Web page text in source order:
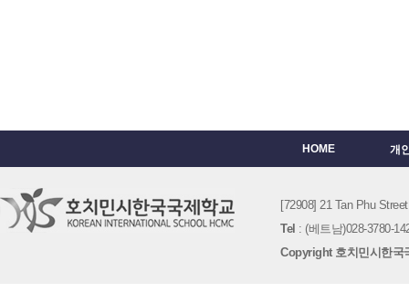
HOME 개
[72908] 21 Tan Phu
Tel : (베트남)028-3780-
Copyright 호치민시한국